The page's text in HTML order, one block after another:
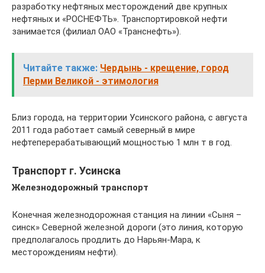
разработку нефтяных месторождений две крупных
нефтяных и «РОСНЕФТЬ». Транспортировкой нефти
занимается (филиал ОАО «Транснефть»).
Читайте также: Чердынь - крещение, город
Перми Великой - этимология
Близ города, на территории Усинского района, с августа
2011 года работает самый северный в мире
нефтеперерабатывающий мощностью 1 млн т в год.
Транспорт г. Усинска
Железнодорожный транспорт
Конечная железнодорожная станция на линии «Сыня –
синск» Северной железной дороги (это линия, которую
предполагалось продлить до Нарьян-Мара, к
месторождениям нефти).